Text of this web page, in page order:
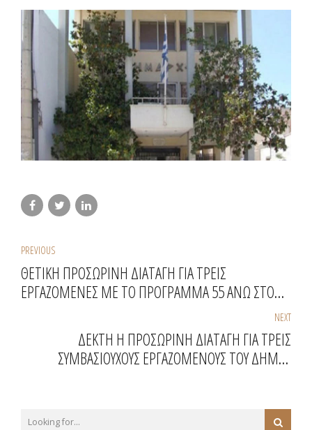
PREVIOUS
ΘΕΤΙΚΗ ΠΡΟΣΩΡΙΝΗ ΔΙΑΤΑΓΗ ΓΙΑ ΤΡΕΙΣ
ΕΡΓΑΖΟΜΕΝΕΣ ΜΕ ΤΟ ΠΡΟΓΡΑΜΜΑ 55 ΑΝΩ ΣΤΟ
NEXT
ΔΕΚΤΗ Η ΠΡΟΣΩΡΙΝΗ ΔΙΑΤΑΓΗ ΓΙΑ ΤΡΕΙΣ
ΣΥΜΒΑΣΙΟΥΧΟΥΣ ΕΡΓΑΖΟΜΕΝΟΥΣ ΤΟΥ ΔΗΜΟΥ